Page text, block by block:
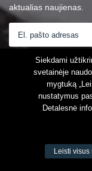
aktualias naujienas.
Susipažinau su
VŠĮ Fitneso
Siekdami
svetainėje
mygtuką
nustatymus
Detalesnė
Leisti visus